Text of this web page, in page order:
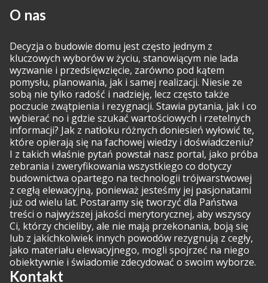
Kontakt
O nas
Decyzja o budowie domu jest często jednym z
kluczowych wyborów w życiu, stanowiącym nie lada
wyzwanie i przedsięwzięcie, zarówno pod kątem
pomysłu, planowania, jak i samej realizacji. Niesie ze
sobą nie tylko radość i nadzieję, lecz często także
poczucie zwątpienia i rezygnacji. Stawia pytania, jak i co
wybierać no i gdzie szukać wartościowych i rzetelnych
informacji? Jak z natłoku różnych doniesień wyłowić te,
które opierają się na fachowej wiedzy i doświadczeniu?
I z takich właśnie pytań powstał nasz portal, jako próba
zebrania i zweryfikowania wszystkiego co dotyczy
budownictwa opartego na technologii trójwarstwowej
z cegłą elewacyjną, ponieważ jesteśmy jej pasjonatami
już od wielu lat. Postaramy się tworzyć dla Państwa
treści o najwyższej jakości merytorycznej, aby wszyscy
Ci, którzy chcieliby, ale nie mają przekonania, boją się
lub z jakichkolwiek innych powodów rezygnują z cegły,
jako materiału elewacyjnego, mogli spojrzeć na niego
obiektywnie i świadomie zdecydować o swoim wyborze.